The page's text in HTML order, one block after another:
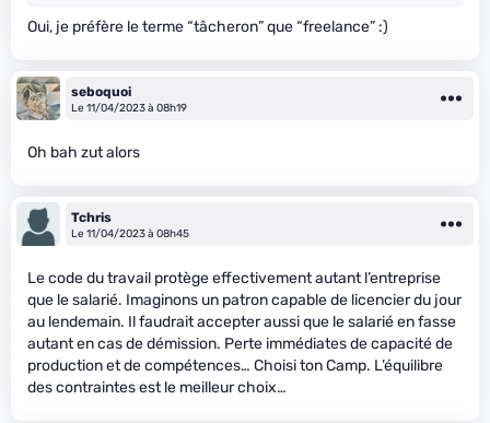
Oui, je préfère le terme “tâcheron” que “freelance” :)
seboquoi
Le 11/04/2023 à 08h19
Oh bah zut alors
Tchris
Le 11/04/2023 à 08h45
Le code du travail protège effectivement autant l’entreprise
que le salarié. Imaginons un patron capable de licencier du jour
au lendemain. Il faudrait accepter aussi que le salarié en fasse
autant en cas de démission. Perte immédiates de capacité de
production et de compétences… Choisi ton Camp. L’équilibre
des contraintes est le meilleur choix…